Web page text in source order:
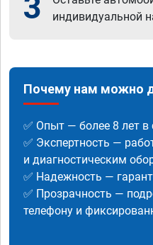
индивидуальной
Почему нам можно
✅ Опыт — более 8 лет в
✅ Экспертность —
и диагностическим
✅ Надежность —
✅ Прозрачность —
телефону и